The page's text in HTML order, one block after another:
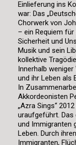
Einlieferung ins
war: Das
Chorwerk von
– ein Requiem
Sicherheit und
Musik und sein
kollektive
Innerhalb
und ihr Leben als
In
Akkordeonisten
„Azra Sings“
uraufgeführt. Das
und Immigranten
Leben. Durch
Immigranten,